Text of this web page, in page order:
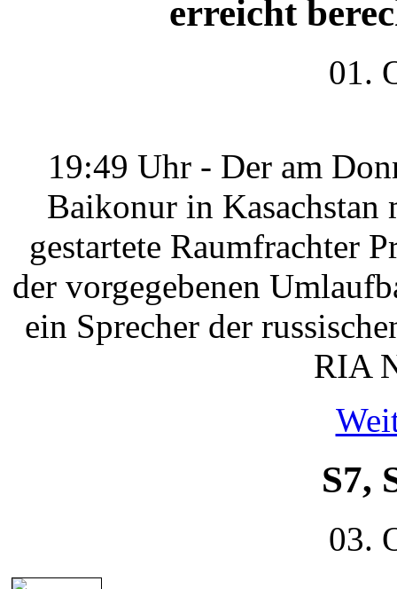
erreicht
01.
19:49 Uhr - Der am
Baikonur in Kasachstan
gestartete Raumfrachter
der vorgegebenen
ein Sprecher der
RIA
S7,
03.